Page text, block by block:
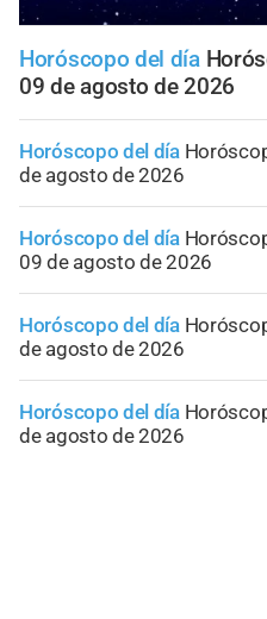
Horóscopo del día
09 de agosto de 2026
Horóscopo del día
de agosto de 2026
Horóscopo del día
09 de agosto de 2026
Horóscopo del día
de agosto de 2026
Horóscopo del día
de agosto de 2026